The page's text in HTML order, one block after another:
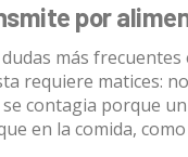
por
más
requiere matices:
se contagia porque
en la comida,